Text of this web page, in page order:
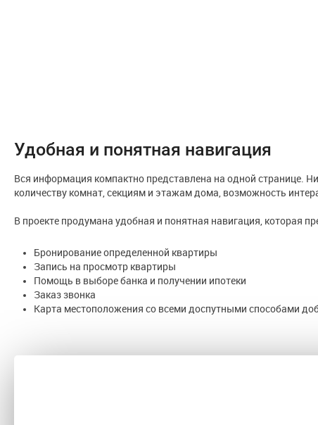
Удобная и понятная навигация
Вся информация компактно представлена на одной странице.
количеству комнат, секциям и этажам дома, возможность
В проекте продумана удобная и понятная навигация, которая
Бронирование определенной квартиры
Запись на просмотр квартиры
Помощь в выборе банка и получении ипотеки
Заказ звонка
Карта местоположения со всеми доспутными способами